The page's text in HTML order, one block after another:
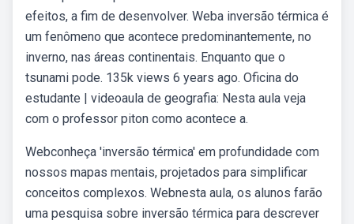
efeitos, a fim de desenvolver. Weba inversão térmica é
um fenômeno que acontece predominantemente, no
inverno, nas áreas continentais. Enquanto que o
tsunami pode. 135k views 6 years ago. Oficina do
estudante | videoaula de geografia: Nesta aula veja
com o professor piton como acontece a.
Webconheça 'inversão térmica' em profundidade com
nossos mapas mentais, projetados para simplificar
conceitos complexos. Webnesta aula, os alunos farão
uma pesquisa sobre inversão térmica para descrever